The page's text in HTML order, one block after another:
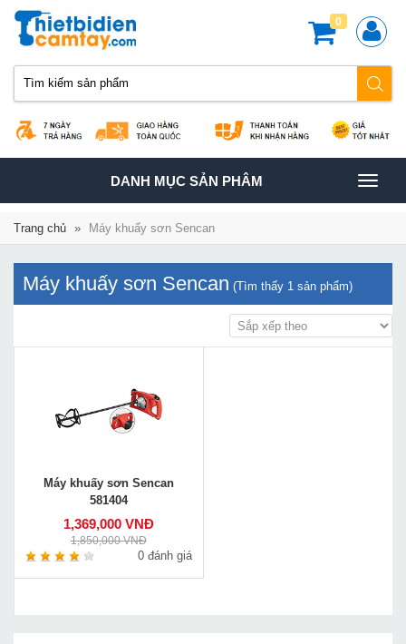
0
TOGGLE
NAVIGATION
DANH MỤC SẢN PHÂM
Trang chủ » Máy khuấy sơn Sencan
Máy khuấy sơn Sencan (Tìm thấy 1 sản phẩm)
Máy khuấy sơn Sencan
581404
1,369,000 VNĐ
1,850,000 VNĐ
0 đánh giá